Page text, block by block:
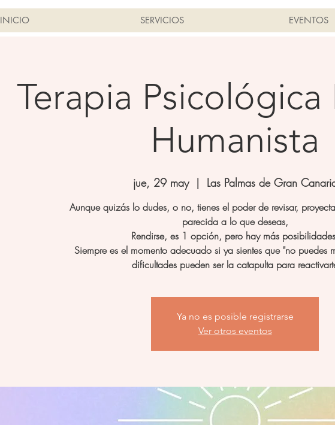
INICIO SERVICIOS EVENTOS
Terapia Psicológica
Humanista
jue, 29 may
  |
Las Palmas de Gran
Aunque quizás lo dudes, o no, tienes el poder de revisar,
parecida a lo que deseas,
Rendirse, es 1 opción, pero hay más
Siempre es el momento adecuado si ya sientes que "no puedes
dificultades pueden ser la catapulta para
Ya no es posible registrarse
Ver otros eventos